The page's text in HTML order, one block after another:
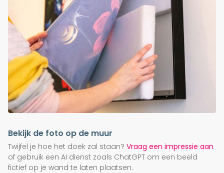
Bekijk de foto op de muur
Twijfel je hoe het doek zal staan? Vraag een impressie aan
of gebruik een AI dienst zoals ChatGPT om een beeld
fictief op je wand te laten plaatsen.